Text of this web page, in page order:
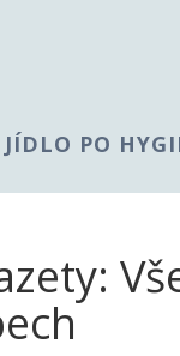
JÍDLO PO